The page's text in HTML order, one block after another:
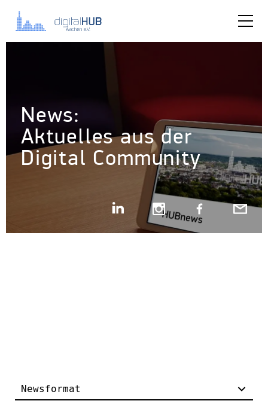
News:
Aktuelles aus der
Digital Community
Newsformat